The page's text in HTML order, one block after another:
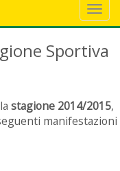
Sportiva
stagione 2014/2015,
manifestazioni